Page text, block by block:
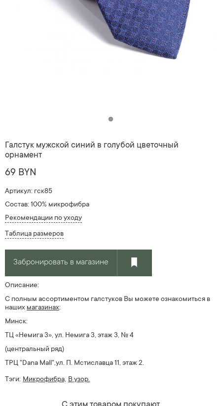
Галстук мужской синий в голубой цветочный
орнамент
69 BYN
Артикул: гск85
Состав: 100% микрофибра
Рекомендации по уходу
Таблица размеров
Забронировать в магазине
Описание:
С полным ассортиментом галстуков Вы можете ознакомиться в
наших магазинах:
Минск:
ТЦ «Немига 3», ул. Немига 3, этаж 3, № 4
(центральный ряд)
ТРЦ "Dana Mall",ул. П. Мстиславца 11, этаж 2.
Тэги: Микрофибра, В узор.